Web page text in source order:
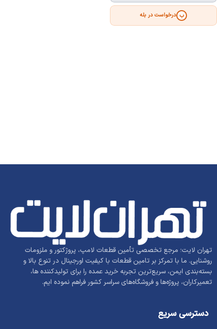
ب درخواست در بله
تهران لایت؛ مرجع تخصصی تأمین قطعات لامپ، پروژکتور و ملزومات
روشنایی. ما با تمرکز بر تامین قطعات با کیفیت اورجینال در تنوع بالا و
بسته‌بندی ایمن، سریع‌ترین تجربه خرید عمده را برای تولیدکننده ها،
تعمیرکاران، پروژه‌ها و فروشگاه‌های سراسر کشور فراهم نموده ایم.
دسترسی سریع